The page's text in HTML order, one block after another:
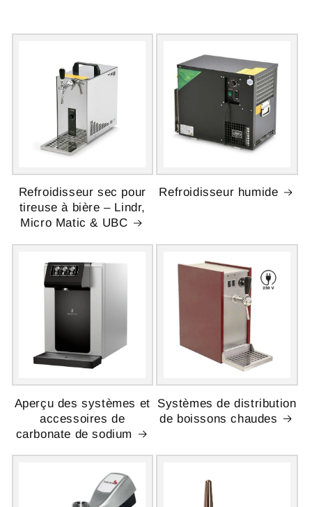
Refroidisseur sec pour
tireuse à bière – Lindr,
Micro Matic & UBC
Refroidisseur humide
Aperçu des systèmes et
accessoires de
carbonate de sodium
Systèmes de distribution
de boissons chaudes